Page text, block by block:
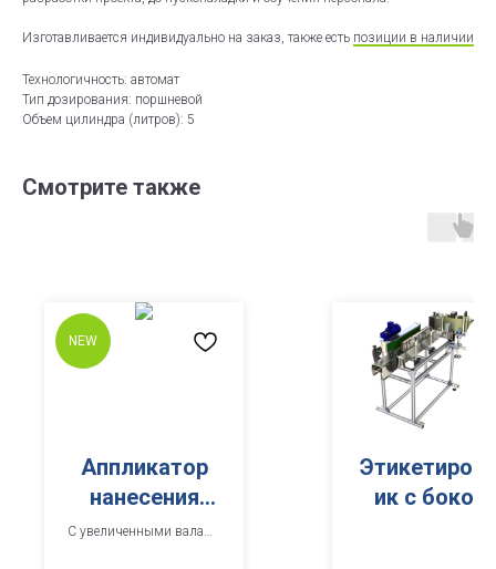
Изготавливается индивидуально на заказ, также есть позиции в наличии
Технологичность: автомат
Тип дозирования: поршневой
Объем цилиндра (литров): 5
Смотрите также
NEW
Аппликатор
нанесения
самоклеящей
С увеличенными валами
ик с боком